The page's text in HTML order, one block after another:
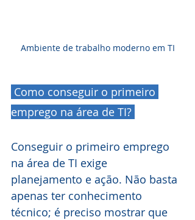
Ambiente de trabalho moderno em TI
emprego na área de TI?
Conseguir o primeiro emprego
na área de TI exige
planejamento e ação. Não basta
apenas ter conhecimento
técnico; é preciso mostrar que